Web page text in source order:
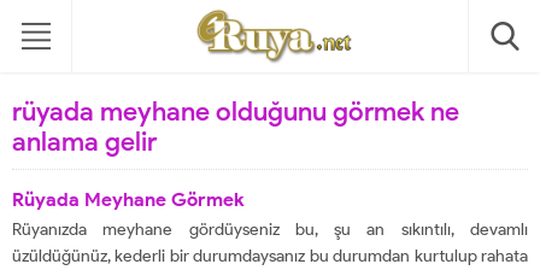
rüyada meyhane olduğunu görmek ne
anlama gelir
Rüyada Meyhane Görmek
Rüyanızda meyhane gördüyseniz bu, şu an sıkıntılı, devamlı
üzüldüğünüz, kederli bir durumdaysanız bu durumdan kurtulup rahata